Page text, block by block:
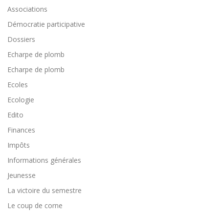
Associations
Démocratie participative
Dossiers
Echarpe de plomb
Echarpe de plomb
Ecoles
Ecologie
Edito
Finances
Impôts
Informations générales
Jeunesse
La victoire du semestre
Le coup de corne